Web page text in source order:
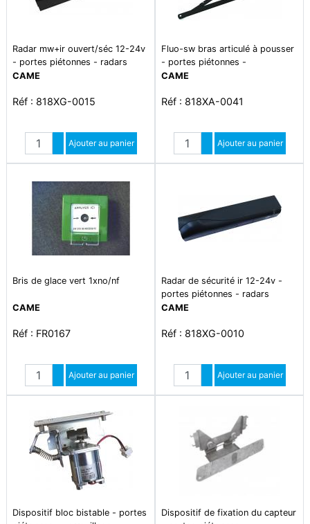
Radar mw+ir ouvert/séc 12-24v
- portes piétonnes - radars
CAME
Réf : 818XG-0015
Quantité
Augmenter quantité
Diminuer quantité
Ajouter au panier
Fluo-sw bras articulé à pousser
- portes piétonnes -
accessoires poutres
CAME
Réf : 818XA-0041
Quantité
Augmenter quantité
Diminuer quantité
Ajouter au panier
Bris de glace vert 1xno/nf
CAME
Réf : FR0167
Quantité
Augmenter quantité
Diminuer quantité
Ajouter au panier
Radar de sécurité ir 12-24v -
portes piétonnes - radars
CAME
Réf : 818XG-0010
Quantité
Augmenter quantité
Diminuer quantité
Ajouter au panier
Dispositif bloc bistable - portes
Dispositif de fixation du capteur